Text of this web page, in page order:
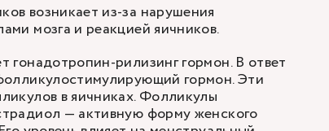
возникает из-за нарушения
мозга и реакцией яичников.
гонадотропин-рилизинг гормон. В ответ
гормон. Эти
в яичниках. Фолликулы
— активную форму женского